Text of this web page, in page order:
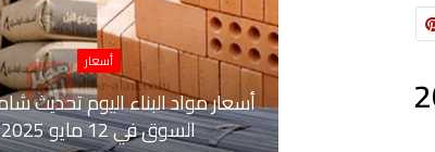
أسعار
أسعار مواد البناء اليوم تحديث
السوق في 12 مايو 2025